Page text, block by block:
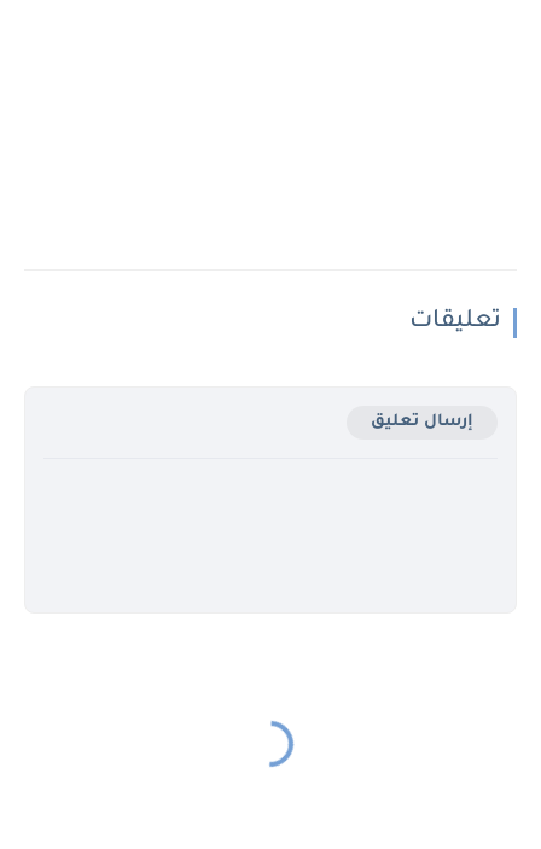
تعليقات
إرسال تعليق